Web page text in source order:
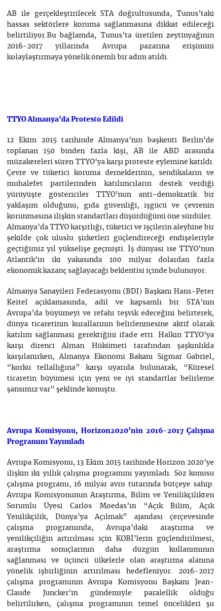
AB ile gerçekleştirilecek STA doğrultusunda, Tunus’taki
hassas sektörlere koruma sağlanmasına dikkat edileceği
belirtiliyor.Bu bağlamda, Tunus’ta üretilen zeytinyağının
2016-2017 yıllarında Avrupa pazarına erişimini
kolaylaştırmaya yönelik önemli bir adım atıldı.
TTYO Almanya’da Protesto Edildi
12 Ekim 2015 tarihinde Almanya’nın başkenti Berlin’de
toplanan 150 binden fazla kişi, AB ile ABD arasında
müzakereleri süren TTYO’ya karşı proteste eylemine katıldı.
Çevre ve tüketici koruma derneklerinin, sendikaların ve
muhalefet partilerinden katılımcıların destek verdiği
yürüyüşte göstericiler TTYO’nun anti-demokratik bir
yaklaşım olduğunu, gıda güvenliği, işgücü ve çevrenin
korunmasına ilişkin standartları düşürdüğünü öne sürdüler.
Almanya’da TTYO karşıtlığı, tüketici ve işçilerin aleyhine bir
şekilde çok uluslu şirketleri güçlendireceği endişeleriyle
geçtiğimiz yıl yükselişe geçmişti. İş dünyası ise TTYO’nun
Atlantik’in iki yakasında 100 milyar dolardan fazla
ekonomik kazanç sağlayacağı beklentisi içinde bulunuyor.
Almanya Sanayileri Federasyonu (BDI) Başkanı Hans-Peter
Keitel açıklamasında, adil ve kapsamlı bir STA’nın
Avrupa’da büyümeyi ve refahı teşvik edeceğini belirterek,
dünya ticaretinin kurallarının belirlenmesine aktif olarak
katılım sağlanması gerektiğini ifade etti. Halkın TTYO’ya
karşı direnci Alman Hükümeti tarafından şaşkınlıkla
karşılanırken, Almanya Ekonomi Bakanı Sigmar Gabriel,
“korku tellallığına” karşı uyarıda bulunarak, “Küresel
ticaretin büyümesi için yeni ve iyi standartlar belirleme
şansımız var” şeklinde konuştu.
Avrupa Komisyonu, Horizon2020’nin 2016-2017 Çalışma
Programını Yayımladı
Avrupa Komisyonu, 13 Ekim 2015 tarihinde Horizon 2020’ye
ilişkin iki yıllık çalışma programını yayımladı. Söz konusu
çalışma programı, 16 milyar avro tutarında bütçeye sahip.
Avrupa Komisyonunun Araştırma, Bilim ve Yenilikçilikten
Sorumlu Üyesi Carlos Moedas’ın “Açık Bilim, Açık
Yenilikçilik, Dünya’ya Açılmak” ajandası çerçevesinde
çalışma programında, Avrupa’daki araştırma ve
yenilikçiliğin artırılması için KOBİ’lerin güçlendirilmesi,
araştırma sonuçlarının daha düzgün kullanımının
sağlanması ve üçüncü ülkelerle olan araştırma alanına
yönelik işbirliğinin artırılması hedefleniyor. 2016-2017
çalışma programının Avrupa Komisyonu Başkanı Jean-
Claude Juncker’in gündemiyle paralellik olduğu
belirtilirken, çalışma programının temel öncelikleri şu